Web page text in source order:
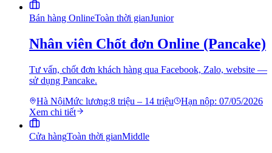
Bán hàng OnlineToàn thời gianJunior
Nhân viên Chốt đơn Online (Pancake)
Tư vấn, chốt đơn khách hàng qua Facebook, Zalo, website —
sử dụng Pancake.
Hà NộiMức lương:8 triệu – 14 triệu Hạn nộp: 07/05/2026
Xem chi tiết
Cửa hàngToàn thời gianMiddle